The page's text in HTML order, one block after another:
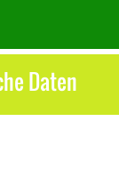
Daten